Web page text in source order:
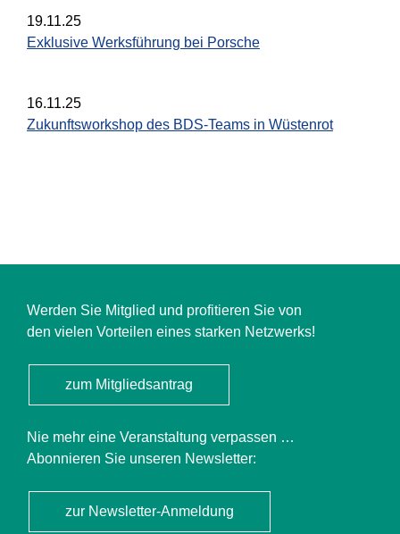
19.11.25
Exklusive Werksführung bei Porsche
16.11.25
Zukunftsworkshop des BDS-Teams in Wüstenrot
Werden Sie Mitglied und profitieren Sie von
den vielen Vorteilen eines starken Netzwerks!
zum Mitgliedsantrag
Nie mehr eine Veranstaltung verpassen …
Abonnieren Sie unseren Newsletter:
zur Newsletter-Anmeldung